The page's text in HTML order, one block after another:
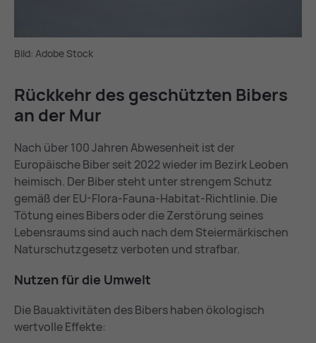
Bild: Adobe Stock
Rück­kehr des ge­schütz­ten Bi­bers
an der Mur
Nach über 100 Jahren Abwesenheit ist der
Europäische Biber seit 2022 wieder im Bezirk Leoben
heimisch. Der Biber steht unter strengem Schutz
gemäß der EU-Flora-Fauna-Habitat-Richtlinie. Die
Tötung eines Bibers oder die Zerstörung seines
Lebensraums sind auch nach dem Steiermärkischen
Naturschutzgesetz verboten und strafbar.
Nut­zen für die Um­welt
Die Bauaktivitäten des Bibers haben ökologisch
wertvolle Effekte: